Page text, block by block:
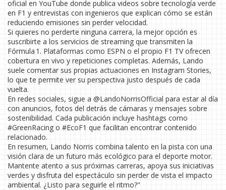
oficial en YouTube donde publica videos sobre tecnología verde
en F1 y entrevistas con ingenieros que explican cómo se están
reduciendo emisiones sin perder velocidad.
Si quieres no perderte ninguna carrera, la mejor opción es
suscribirte a los servicios de streaming que transmiten la
Fórmula 1. Plataformas como ESPN o el propio F1 TV ofrecen
cobertura en vivo y repeticiones completas. Además, Lando
suele comentar sus propias actuaciones en Instagram Stories,
lo que te permite ver su perspectiva justo después de cada
vuelta.
En redes sociales, sigue a @LandoNorrisOfficial para estar al día
con anuncios, fotos del detrás de cámaras y mensajes sobre
sostenibilidad. Cada publicación incluye hashtags como
#GreenRacing o #EcoF1 que facilitan encontrar contenido
relacionado.
En resumen, Lando Norris combina talento en la pista con una
visión clara de un futuro más ecológico para el deporte motor.
Mantente atento a sus próximas carreras, apoya sus iniciativas
verdes y disfruta del espectáculo sin perder de vista el impacto
ambiental. ¿Listo para seguirle el ritmo?"